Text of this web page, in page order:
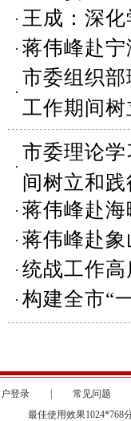
王成：深
蒋伟峰赴
市委组织
工作期间
市委理论
间树立和
蒋伟峰赴
蒋伟峰赴
统战工作
构建全市“
登录 常见问题
最佳使用效果1024*768